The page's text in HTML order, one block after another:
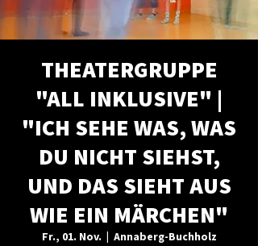
THEATERGRUPPE
"ALL INKLUSIVE" |
"ICH SEHE WAS, WAS
DU NICHT SIEHST,
UND DAS SIEHT AUS
WIE EIN MÄRCHEN"
Fr., 01. Nov.
Annaberg-Buchholz